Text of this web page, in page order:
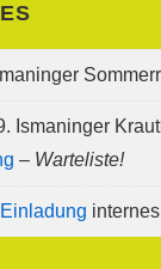
Ismaninger
– Warteliste!
Einladung